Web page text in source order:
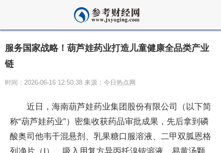
服务国家战略！葫芦娃药业打造儿童健康全品类产业
链
时间：2026-06-16 12:50:38 来源：今日热点网
近日，海南葫芦娃药业集团股份有限公司（以下简
称“葫芦娃药业”）密集收获药品审批成果，先后拿到磷
酸奥司他韦干混悬剂、乳果糖口服溶液、二甲双胍恩格